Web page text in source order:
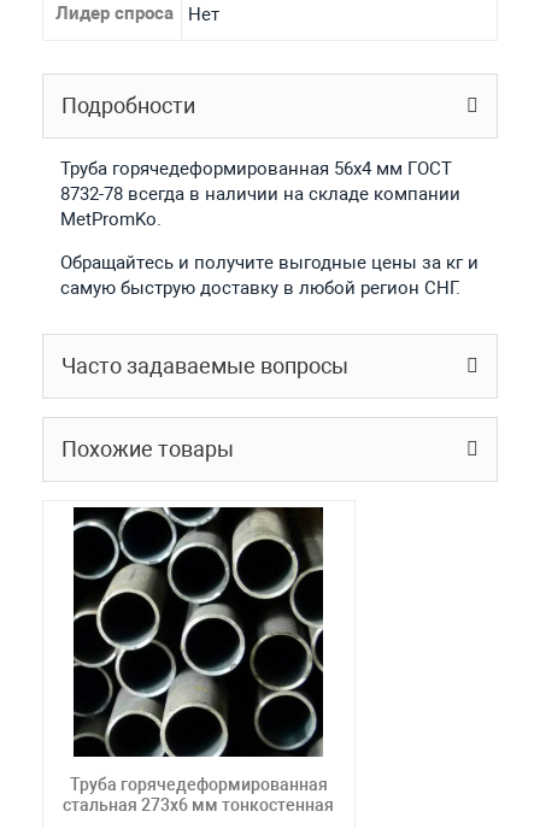
Лидер спроса Нет
Подробности
Труба горячедеформированная 56х4 мм ГОСТ
8732-78 всегда в наличии на складе компании
MetPromKo.
Обращайтесь и получите выгодные цены за кг и
самую быструю доставку в любой регион СНГ.
Часто задаваемые вопросы
Похожие товары
Труба горячедеформированная
стальная 273х6 мм тонкостенная